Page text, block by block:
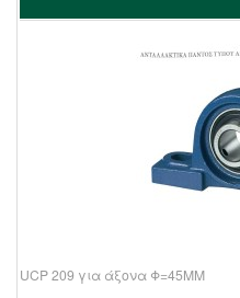
UCP 209 για άξονα Φ=45ΜΜ